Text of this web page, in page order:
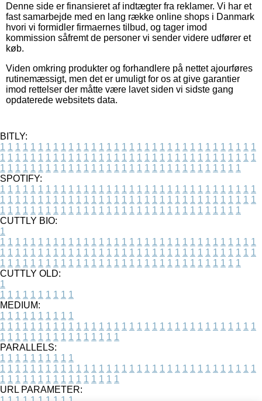
Denne side er finansieret af indtægter fra reklamer. Vi har et
fast samarbejde med en lang række online shops i Danmark
hvori vi formidler firmaernes tilbud, og tager imod
kommission såfremt de personer vi sender videre udfører et
køb.
Viden omkring produkter og forhandlere på nettet ajourføres
rutinemæssigt, men det er umuligt for os at give garantier
imod rettelser der måtte være lavet siden vi sidste gang
opdaterede websitets data.
BITLY:
1 1 1 1 1 1 1 1 1 1 1 1 1 1 1 1 1 1 1 1 1 1 1 1 1 1 1 1 1 1 1 1 1 1
1 1 1 1 1 1 1 1 1 1 1 1 1 1 1 1 1 1 1 1 1 1 1 1 1 1 1 1 1 1 1 1 1 1
1 1 1 1 1 1 1 1 1 1 1 1 1 1 1 1 1 1 1 1 1 1 1 1 1 1 1 1 1 1 1 1
SPOTIFY:
1 1 1 1 1 1 1 1 1 1 1 1 1 1 1 1 1 1 1 1 1 1 1 1 1 1 1 1 1 1 1 1 1 1
1 1 1 1 1 1 1 1 1 1 1 1 1 1 1 1 1 1 1 1 1 1 1 1 1 1 1 1 1 1 1 1 1 1
1 1 1 1 1 1 1 1 1 1 1 1 1 1 1 1 1 1 1 1 1 1 1 1 1 1 1 1 1 1 1 1
CUTTLY BIO:
1
1 1 1 1 1 1 1 1 1 1 1 1 1 1 1 1 1 1 1 1 1 1 1 1 1 1 1 1 1 1 1 1 1 1
1 1 1 1 1 1 1 1 1 1 1 1 1 1 1 1 1 1 1 1 1 1 1 1 1 1 1 1 1 1 1 1 1 1
1 1 1 1 1 1 1 1 1 1 1 1 1 1 1 1 1 1 1 1 1 1 1 1 1 1 1 1 1 1 1 1
CUTTLY OLD:
1
1 1 1 1 1 1 1 1 1 1
MEDIUM:
1 1 1 1 1 1 1 1 1 1
1 1 1 1 1 1 1 1 1 1 1 1 1 1 1 1 1 1 1 1 1 1 1 1 1 1 1 1 1 1 1 1 1 1
1 1 1 1 1 1 1 1 1 1 1 1 1 1 1 1
PARALLELS:
1 1 1 1 1 1 1 1 1 1
1 1 1 1 1 1 1 1 1 1 1 1 1 1 1 1 1 1 1 1 1 1 1 1 1 1 1 1 1 1 1 1 1 1
1 1 1 1 1 1 1 1 1 1 1 1 1 1 1 1
URL PARAMETER: